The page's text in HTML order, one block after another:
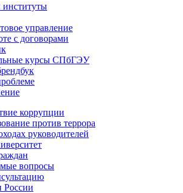
институты
управление
с договорами
курсы СПбГЭУ
коррупции
против террора
руководителей
вопросы
России